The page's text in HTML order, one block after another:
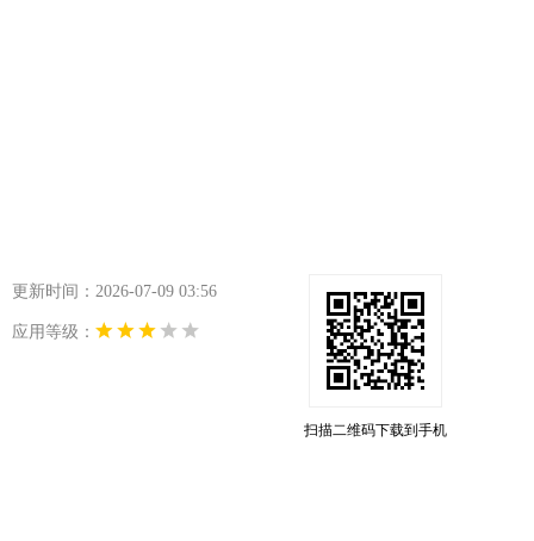
更新时间：2026-07-09 03:56
应用等级：
扫描二维码下载到手机